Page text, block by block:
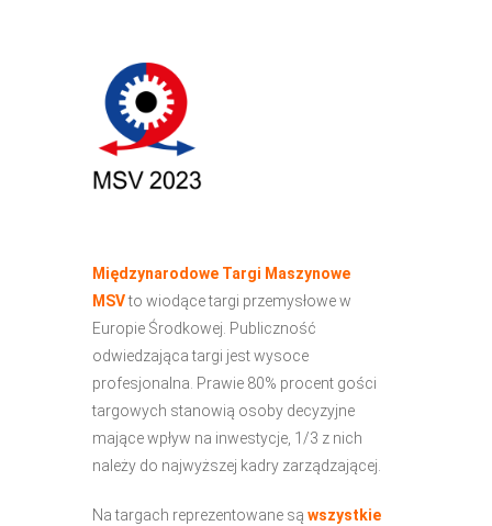
Międzynarodowe Targi Maszynowe
MSVto wiodące targi przemysłowe w
Europie Środkowej. Publiczność
odwiedzająca targi jest wysoce
profesjonalna. Prawie 80% procent gości
targowych stanowią osoby decyzyjne
mające wpływ na inwestycje, 1/3 z nich
należy do najwyższej kadry zarządzającej.
Na targach reprezentowane są wszystkie